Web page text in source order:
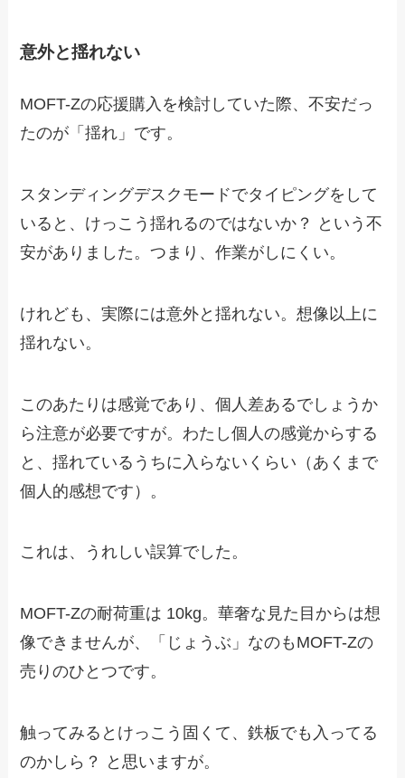
意外と揺れない
MOFT-Zの応援購入を検討していた際、不安だっ
たのが「揺れ」です。
スタンディングデスクモードでタイピングをして
いると、けっこう揺れるのではないか？ という不
安がありました。つまり、作業がしにくい。
けれども、実際には意外と揺れない。想像以上に
揺れない。
このあたりは感覚であり、個人差あるでしょうか
ら注意が必要ですが。わたし個人の感覚からする
と、揺れているうちに入らないくらい（あくまで
個人的感想です）。
これは、うれしい誤算でした。
MOFT-Zの耐荷重は 10kg。華奢な見た目からは想
像できませんが、「じょうぶ」なのもMOFT-Zの
売りのひとつです。
触ってみるとけっこう固くて、鉄板でも入ってる
のかしら？ と思いますが。